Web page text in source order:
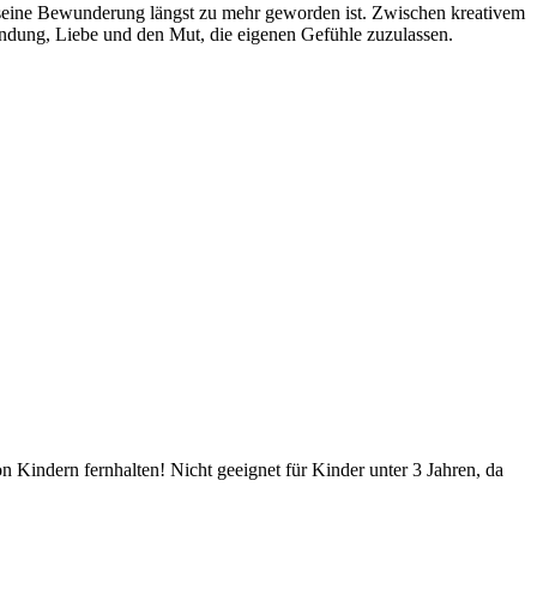
Bewunderung längst zu mehr geworden ist. Zwischen kreativem
Liebe und den Mut, die eigenen Gefühle zuzulassen.
Kindern fernhalten! Nicht geeignet für Kinder unter 3 Jahren, da